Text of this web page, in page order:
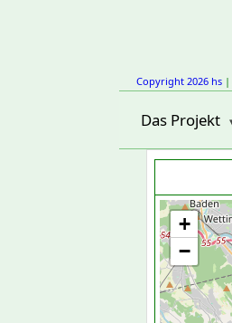
Copyright 2026 hs |
Das Projekt
+
−